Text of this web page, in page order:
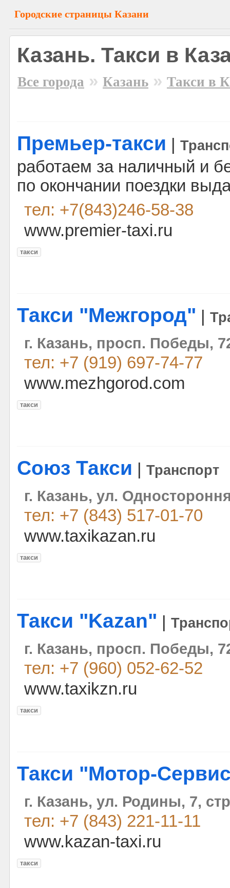
Городские страницы Казани
Казань. Такси в
Все города » Казань » Такси в
Премьер-такси
работаем за наличный и
по окончании поездки
тел: +7(843)246-58-38
www.premier-taxi.ru
такси
Такси "Межгород"
г. Казань, просп. Победы,
тел: +7 (919) 697-74-77
www.mezhgorod.com
такси
Союз Такси Транспорт
г. Казань, ул.
тел: +7 (843) 517-01-70
www.taxikazan.ru
такси
Такси "Kazan"
г. Казань, просп. Победы,
тел: +7 (960) 052-62-52
www.taxikzn.ru
такси
Такси "Мотор-
г. Казань, ул. Родины, 7,
тел: +7 (843) 221-11-11
www.kazan-taxi.ru
такси